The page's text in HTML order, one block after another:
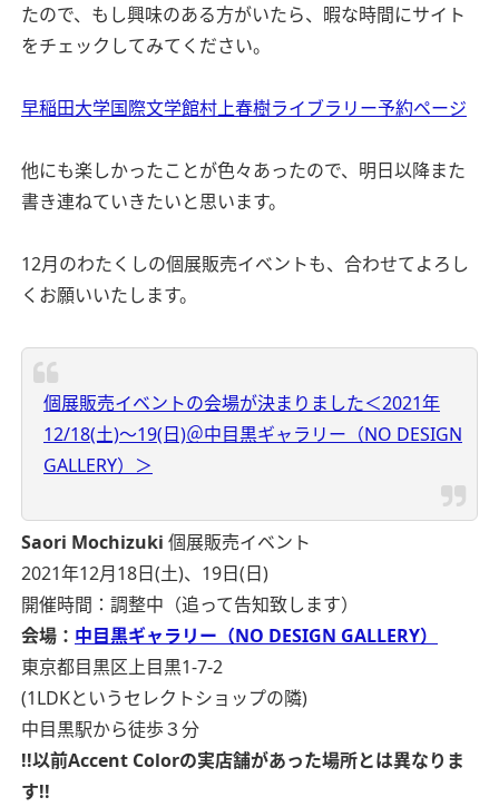
たので、もし興味のある方がいたら、暇な時間にサイト
をチェックしてみてください。
早稲田大学国際文学館村上春樹ライブラリー予約ページ
他にも楽しかったことが色々あったので、明日以降また
書き連ねていきたいと思います。
12月のわたくしの個展販売イベントも、合わせてよろし
くお願いいたします。
個展販売イベントの会場が決まりました＜2021年
12/18(土)〜19(日)＠中目黒ギャラリー（NO DESIGN
GALLERY）＞
Saori Mochizuki 個展販売イベント
2021年12月18日(土)、19日(日)
開催時間：調整中（追って告知致します）
会場： 中目黒ギャラリー（NO DESIGN GALLERY）
東京都目黒区上目黒1-7-2
(1LDKというセレクトショップの隣)
中目黒駅から徒歩３分
!!以前Accent Colorの実店舗があった場所とは異なりま
す!!